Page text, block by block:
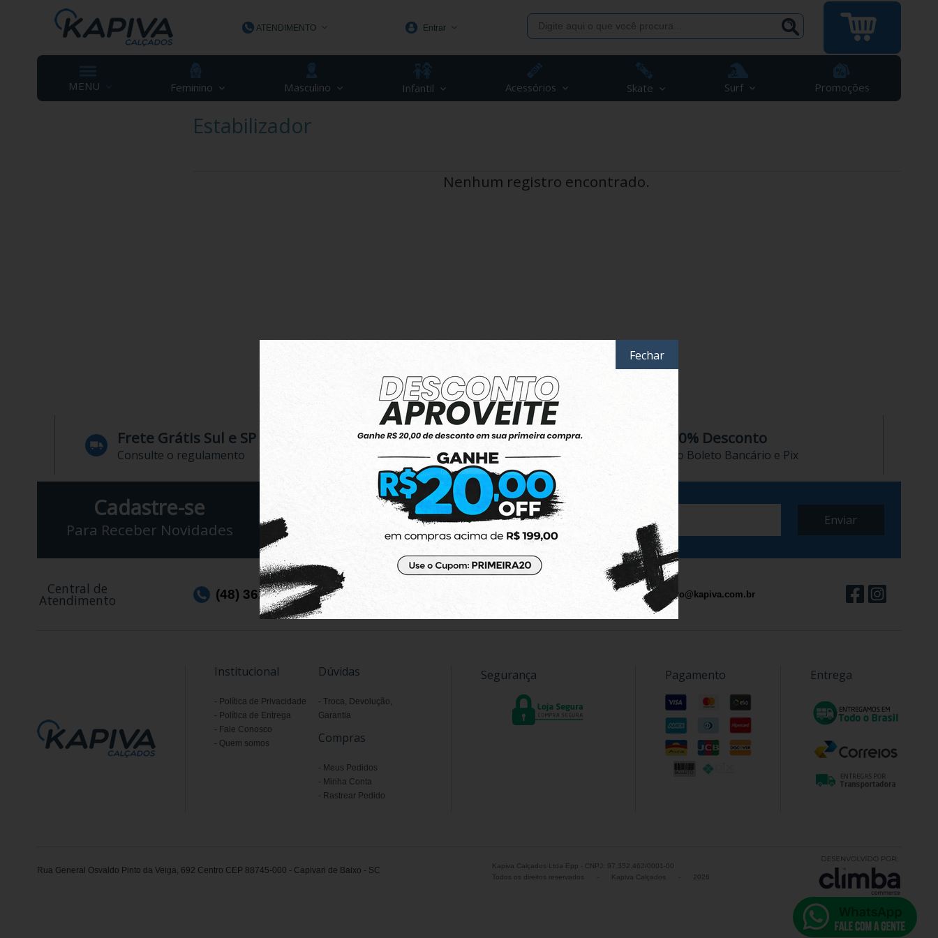
ATENDIMENTO
(48) 3623-1991
contato@kapiva.com.br
Entrar
MENU Feminino Masculino Infantil Acessórios Skate Surf Promoções
Estabilizador
Nenhum registro encontrado.
Frete Grátis Sul e SP
Consulte o regulamento
6x Sem Juros
no Cartão de Crédito
10% Desconto
no Boleto Bancário e Pix
Cadastre-se
Para Receber Novidades
Central de
Atendimento (48) 3623-1991 contato@kapiva.com.br
Institucional
Política de Privacidade
Política de Entrega
Fale Conosco
Quem somos
Dúvidas
Troca, Devolução,
Garantia
Compras
Meus Pedidos
Minha Conta
Rastrear Pedido
Segurança Pagamento Entrega
Rua General Osvaldo Pinto da Veiga, 692 Centro CEP 88745-000 - Capivari de Baixo - SC
Kapiva Calçados Ltda Epp - CNPJ: 97.352.462/0001-00
Todos os direitos reservados
- Kapiva Calçados - 2026
Fechar